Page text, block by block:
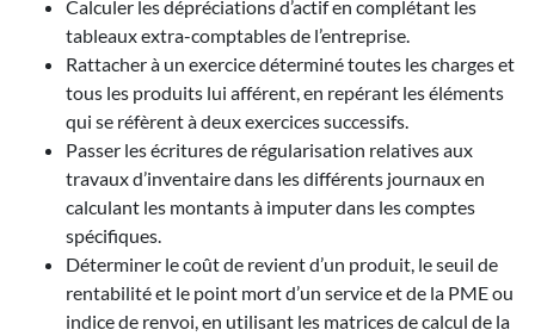
Calculer les dépréciations d’actif en complétant les
tableaux extra-comptables de l’entreprise.
Rattacher à un exercice déterminé toutes les charges et
tous les produits lui afférent, en repérant les éléments
qui se réfèrent à deux exercices successifs.
Passer les écritures de régularisation relatives aux
travaux d’inventaire dans les différents journaux en
calculant les montants à imputer dans les comptes
spécifiques.
Déterminer le coût de revient d’un produit, le seuil de
rentabilité et le point mort d’un service et de la PME ou
indice de renvoi, en utilisant les matrices de calcul de la